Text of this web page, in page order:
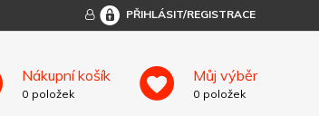
PŘIHLÁSIT/REGISTRACE
Nákupní košík
0 položek
Můj výběr
0 položek